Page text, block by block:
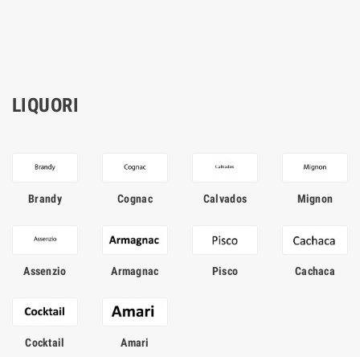
LIQUORI
Brandy Cognac Calvados Mignon
Assenzio Armagnac Pisco Cachaca
Cocktail Amari